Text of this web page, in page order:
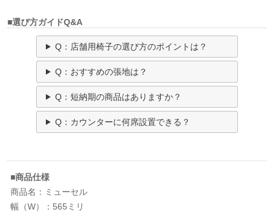
■選び方ガイドQ&A
Q：店舗用椅子の選び方のポイントは？
Q：おすすめの張地は？
Q：短納期の商品はありますか？
Q：カウンターに何席設置できる？
■商品仕様
商品名：ミューセル
幅（W）：565ミリ